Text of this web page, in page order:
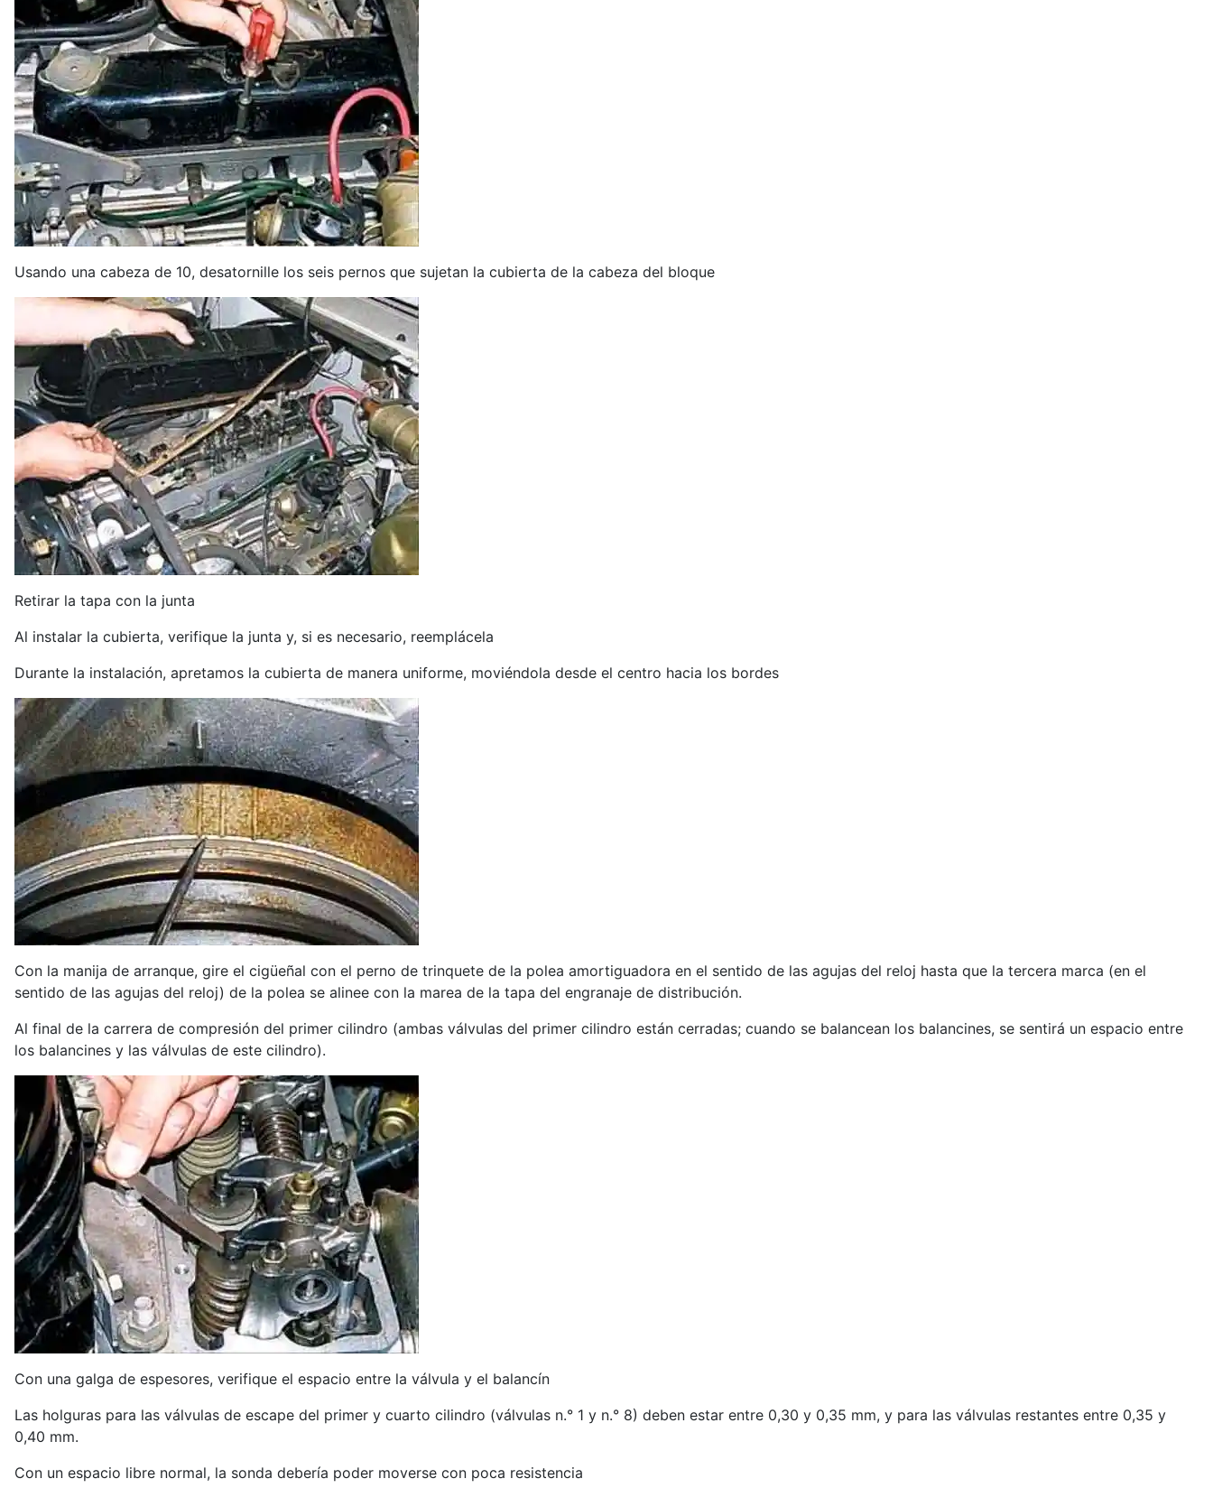
Usando una cabeza de 10, desatornille los seis pernos que sujetan la cubierta de la cabeza del bloque
Retirar la tapa con la junta
Al instalar la cubierta, verifique la junta y, si es necesario, reemplácela
Durante la instalación, apretamos la cubierta de manera uniforme, moviéndola desde el centro hacia los bordes
Con la manija de arranque, gire el cigüeñal con el perno de trinquete de la polea amortiguadora en el sentido de las agujas del reloj hasta que la tercera marca (en el
sentido de las agujas del reloj) de la polea se alinee con la marea de la tapa del engranaje de distribución.
Al final de la carrera de compresión del primer cilindro (ambas válvulas del primer cilindro están cerradas; cuando se balancean los balancines, se sentirá un espacio entre
los balancines y las válvulas de este cilindro).
Con una galga de espesores, verifique el espacio entre la válvula y el balancín
Las holguras para las válvulas de escape del primer y cuarto cilindro (válvulas n.° 1 y n.° 8) deben estar entre 0,30 y 0,35 mm, y para las válvulas restantes entre 0,35 y
0,40 mm.
Con un espacio libre normal, la sonda debería poder moverse con poca resistencia